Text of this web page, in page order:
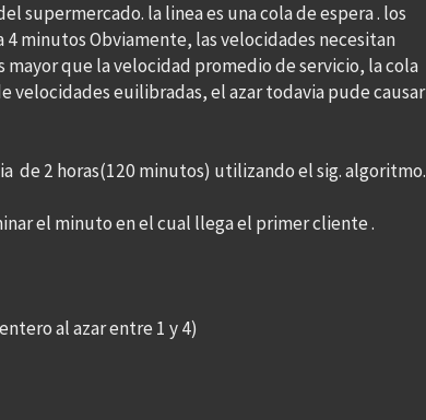
supermercado. la linea es una cola de espera . los
minutos Obviamente, las velocidades necesitan
que la velocidad promedio de servicio, la cola
euilibradas, el azar todavia pude causar
de 2 horas(120 minutos) utilizando el sig. algoritmo.
el minuto en el cual llega el primer cliente .
al azar entre 1 y 4)